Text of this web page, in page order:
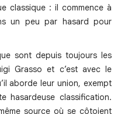
classique : il commence à
un peu par hasard pour
sont depuis toujours les
Grasso et c’est avec le
aborde leur union, exempt
classification.
source où se côtoient